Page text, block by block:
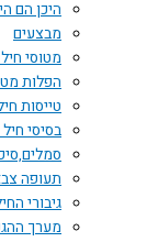
היכן הם
מבצעים
מטוסי
הפלות
טייסות
בסיסי
תעופה
גיבורי
מערך